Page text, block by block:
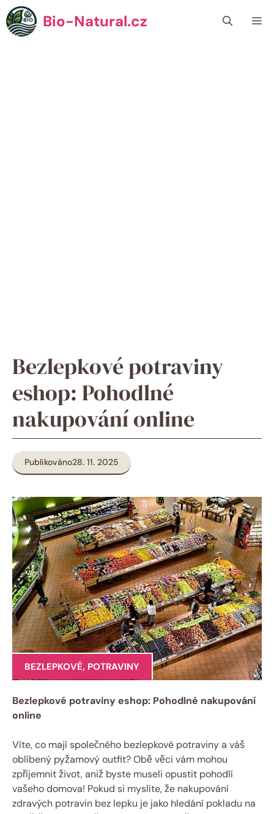
Přeskočit
na
obsah
Bio-Natural.cz
Bezlepkové potraviny
eshop: Pohodlné
nakupování online
Publikováno28. 11. 2025
BEZLEPKOVÉ, POTRAVINY
Bezlepkové potraviny eshop: Pohodlné nakupování
online
Víte, co mají společného bezlepkové potraviny a váš
oblíbený pyžamový outfit? Obě​ věci vám ‌mohou
zpříjemnit⁢ život, aniž byste museli opustit pohodlí
vašeho domova! Pokud si‌ myslíte, že nakupování
zdravých potravin bez lepku je jako hledání pokladu na⁣